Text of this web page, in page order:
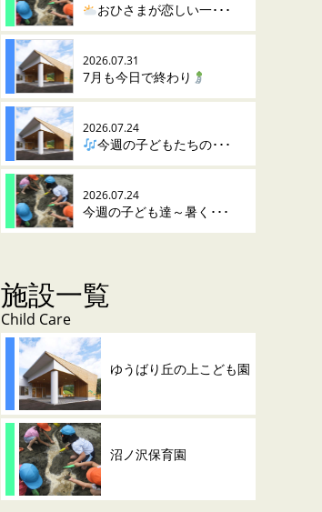
おひさまが恋しい一･･･
2026.07.31
7月も今日で終わり
2026.07.24
今週の子どもたちの･･･
2026.07.24
今週の子ども達～暑く･･･
施設一覧
Child Care
ゆうばり丘の上こども園
沼ノ沢保育園